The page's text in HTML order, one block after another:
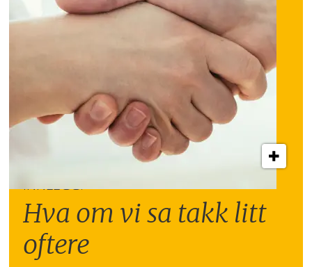
INNLEGG:
Hva om vi sa takk litt
oftere